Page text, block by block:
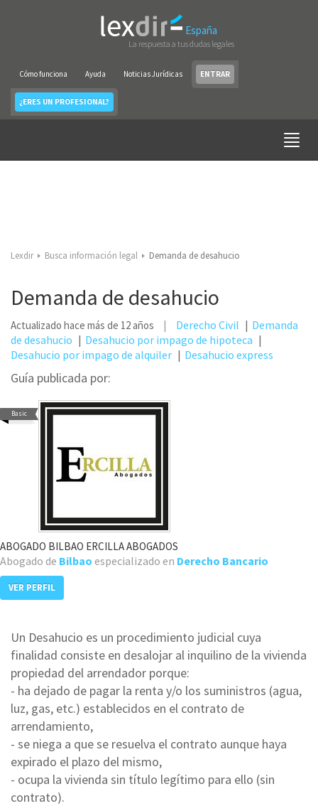
España
La respuesta a tus dudas legales
Cómo funciona Ayuda Noticias Jurídicas ENTRAR
¿ERES UN PROFESIONAL?
Lexdir Busca información legal Demanda de desahucio
Demanda de desahucio
Actualizado hace más de 12 años Derecho Civil
Demanda
de desahucio
Desahucio por impago de hipoteca
Desahucio por impago de alquiler
Desahucio express
Guía publicada por:
Basic
ABOGADO BILBAO ERCILLA ABOGADOS
Abogado de Bilbao especializado en Derecho Bancario
VER PERFIL
Un Desahucio es un procedimiento judicial cuya
finalidad consiste en desalojar al inquilino de la vivienda
propiedad del arrendador porque:
- ha dejado de pagar la renta y/o los suministros (agua,
luz, gas, etc.) establecidos en el contrato de
arrendamiento,
- se niega a que se resuelva el contrato aunque haya
expirado el plazo del mismo,
- ocupa la vivienda sin título legítimo para ello (sin
contrato).